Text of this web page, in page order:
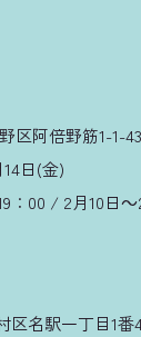
区阿倍野筋1-1-
日(金)
：00 / 2月10日
区名駅一丁目1